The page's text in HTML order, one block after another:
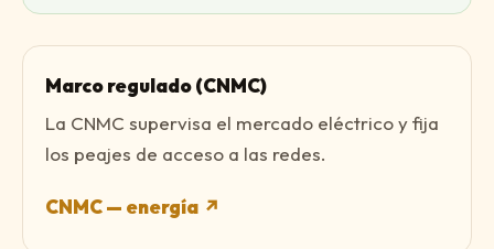
Marco regulado (CNMC)
La CNMC supervisa el mercado eléctrico y fija
los peajes de acceso a las redes.
CNMC — energía ↗